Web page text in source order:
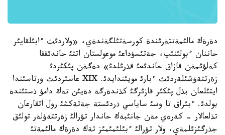
دةرةك مالئمةتتةرئندة كورسةتئلگةندةي، «ولاردئث ءابئلقايئر
حاننان ءبولئنئپ، جةتئسؤداعئ موعولستان اتتئ حاندئققا
كةلؤئمةن قازاق حاندئعئ قذرئلدئ» دةگةن پئكئردئ
زةرتتةؤشئلةردئث ءبارئ مويئندايدئ. XIX عاسئردئث ورتاسئندا
ايتئلعان بذل پئكئر قازئرگئ كذندةرگة دةيئن تةك دامؤ ذستئندة
بولدئ. ءبئراق تا وسئ ساياسي ذردئستة جةتةكشئ رول اتقارعان
تذلعالار - كةرةي مةن جانئبةك حاندار تؤرالئ زةرتتةؤلةر تولئق
جذرگئزئلمةي، ولار تؤرالئ ءبئلئمئمئز تةك دةرةك مالئمةتئ